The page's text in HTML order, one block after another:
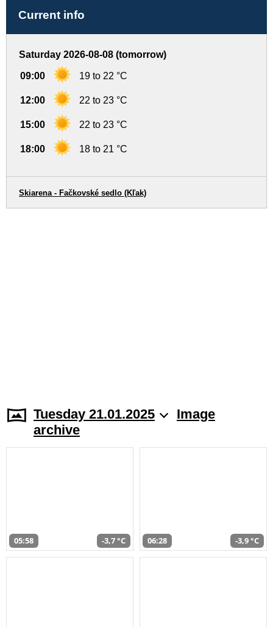
Current info
Saturday 2026-08-08 (tomorrow)
09:00 19 to 22 °C
12:00 22 to 23 °C
15:00 22 to 23 °C
18:00 18 to 21 °C
Skiarena - Fačkovské sedlo (Kľak)
Tuesday 21.01.2025
Image
archive
05:58 -3,7 °C 06:28 -3,9 °C